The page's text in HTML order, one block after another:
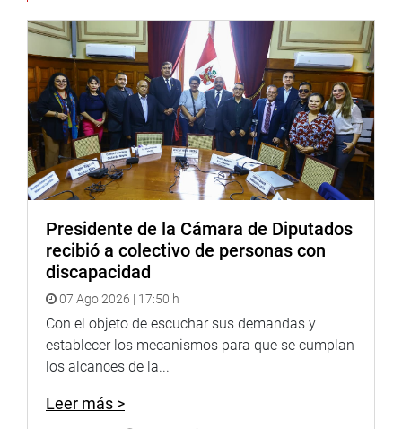
Como miembro titular de la Comisión de Educación,
Juventud y Deportes del Congreso de la República, Leyla
Chihuán, afirmó que continuará realizando visitas de
supervisión y vigilancia a las obras de construcción de
las sedes donde se desarrollarán los Juegos
Panamericanos. “Mi labor de fiscalización continuará
hasta el término del proyecto”, aseguró.
Dicho polideportivo contará con canchas deportivas y de
rugby, hockey, softball y baseball, además de canchas de
pelota vasca, frontón y paleta. Contará con un centro
acuático para la práctica de waterpolo, una piscina
olímpica temperada para competencias nacionales y dos
para uso recreativo, así como pistas de atletismo y
ciclismo. La fecha de término de las obras está previsto
para marzo del año 2019. (WHS)
PRENSA CONGRESO 04-05-18
Presidente de la Cámara de Diputados
recibió a colectivo de personas con
discapacidad
07 Ago 2026 | 17:50 h
Con el objeto de escuchar sus demandas y
establecer los mecanismos para que se cumplan
los alcances de la...
Leer más >